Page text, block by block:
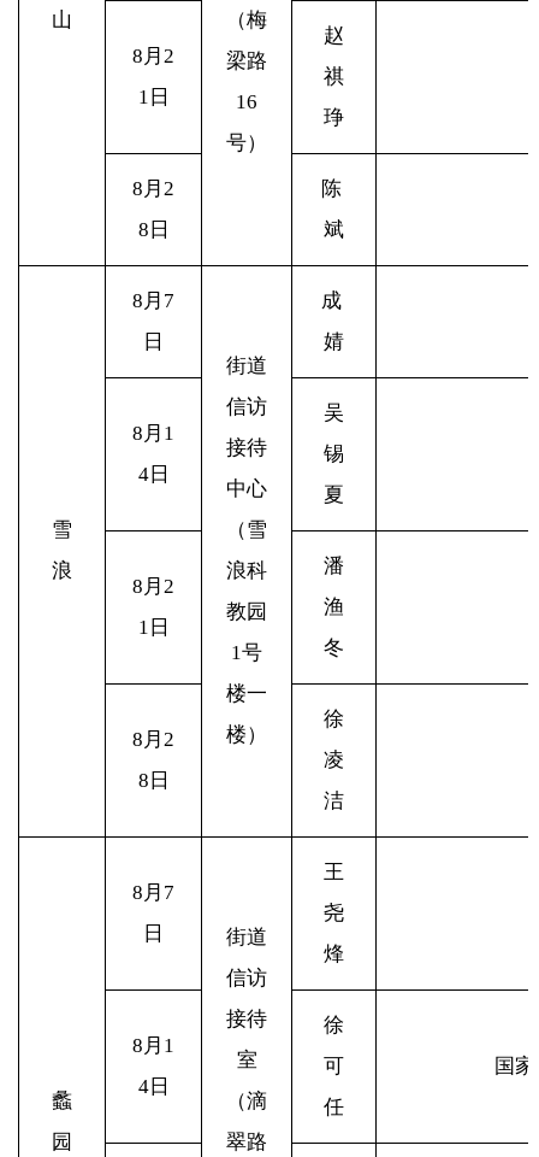
山
（梅
梁路
16
号）
8 月2
1日
赵
祺
琤
8 月2
8日
陈
斌
雪
浪
8 月7
日
街道
信访
接待
中心
（雪
浪科
教园
1号
楼一
楼）
成
婧
8 月1
4日
吴
锡
夏
8 月2
1日
潘
渔
冬
8 月2
8日
徐
凌
洁
蠡
园
8 月7
日
街道
信访
接待
室
（滴
翠路
王
尧
烽
8 月1
4日
徐
可
任
国